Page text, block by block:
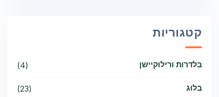
קטגוריות
בלדרות ורילוקיישן
בלוג